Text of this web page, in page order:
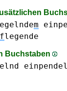
m
flegende
Buchstaben